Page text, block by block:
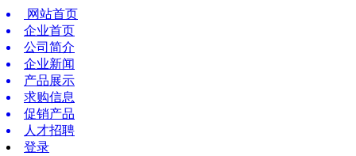
网站首页
企业首页
公司简介
企业新闻
产品展示
求购信息
促销产品
人才招聘
登录